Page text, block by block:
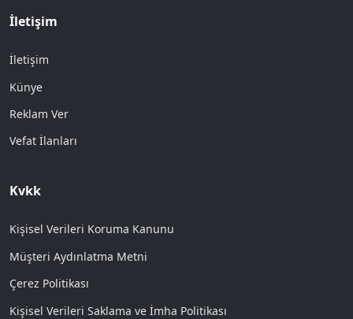
İletişim
İletişim
Künye
Reklam Ver
Vefat İlanları
Kvkk
Kişisel Verileri Koruma Kanunu
Müşteri Aydınlatma Metni
Çerez Politikası
Kişisel Verileri Saklama ve İmha Politikası